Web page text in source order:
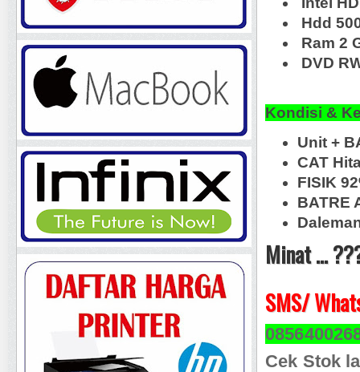
Hdd
Ram 2
DVD
Kondisi &
Unit +
CAT
FISIK
BATRE
Minat ...
SMS/
Cek Stok